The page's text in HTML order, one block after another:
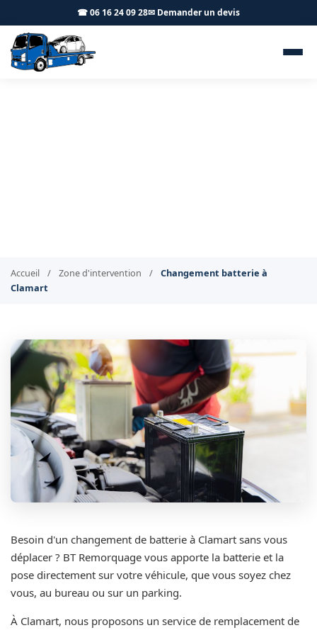
☎ 06 16 24 09 28✉ Demander un devis
Accueil / Zone d'intervention /
Changement batterie à
Clamart
Besoin d'un changement de batterie à Clamart sans vous
déplacer ? BT Remorquage vous apporte la batterie et la
pose directement sur votre véhicule, que vous soyez chez
vous, au bureau ou sur un parking.
À Clamart, nous proposons un service de remplacement de